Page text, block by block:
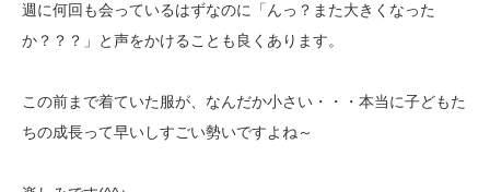
週に何回も会っているはずなのに「んっ？また大きくなった
か？？？」と声をかけることも良くあります。
この前まで着ていた服が、なんだか小さい・・・本当に子どもた
ちの成長って早いしすごい勢いですよね～